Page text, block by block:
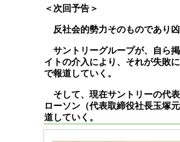
＜次回予告＞
反社会的勢力そのものであり
サントリーグループが、自ら
イトの介入により、それが失敗
で報道していく。
そして、現在サントリーの代
ローソン（代表取締役社長玉塚
道していく。